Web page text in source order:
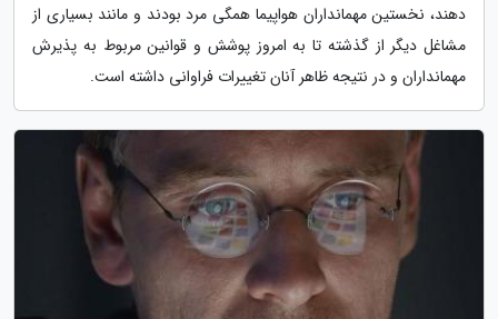
دهند، نخستین مهمانداران هواپیما همگی مرد بودند و مانند بسیاری از
مشاغل دیگر از گذشته تا به امروز پوشش و قوانین مربوط به پذیرش
مهمانداران و در نتیجه ظاهر آنان تغییرات فراوانی داشته است.